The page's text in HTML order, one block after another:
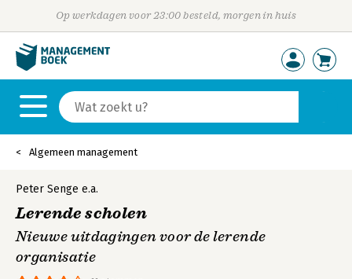
Op werkdagen voor 23:00 besteld, morgen in huis
Algemeen management
Peter Senge e.a.
Lerende scholen
Nieuwe uitdagingen voor de lerende
organisatie